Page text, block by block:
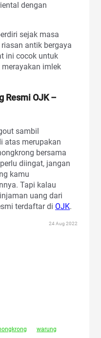
dengan
sejak masa
antik bergaya
ini cocok untuk
imlek
Resmi OJK –
sambil
atas merupakan
bersama
diingat, jangan
kamu
Tapi kalau
uang dari
terdaftar di OJK.
24 Aug 2022
warung